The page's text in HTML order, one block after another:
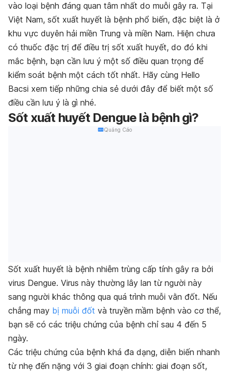
vào loại bệnh đáng quan tâm nhất do muỗi gây ra. Tại
Việt Nam, sốt xuất huyết là bệnh phổ biến, đặc biệt là ở
khu vực duyên hải miền Trung và miền Nam. Hiện chưa
có thuốc đặc trị để điều trị sốt xuất huyết, do đó khi
mắc bệnh, bạn cần lưu ý một số điều quan trọng để
kiểm soát bệnh một cách tốt nhất. Hãy cùng Hello
Bacsi xem tiếp những chia sẻ dưới đây để biết một số
điều cần lưu ý là gì nhé.
Sốt xuất huyết Dengue là bệnh gì?
Quảng Cáo
Sốt xuất huyết là bệnh nhiễm trùng cấp tính gây ra bởi
virus Dengue. Virus này thường lây lan từ người này
sang người khác thông qua quá trình muỗi vằn đốt. Nếu
chẳng may bị muỗi đốt và truyền mầm bệnh vào cơ thể,
bạn sẽ có các triệu chứng của bệnh chỉ sau 4 đến 5
ngày.
Các triệu chứng của bệnh khá đa dạng, diễn biến nhanh
từ nhẹ đến nặng với 3 giai đoạn chính: giai đoạn sốt,